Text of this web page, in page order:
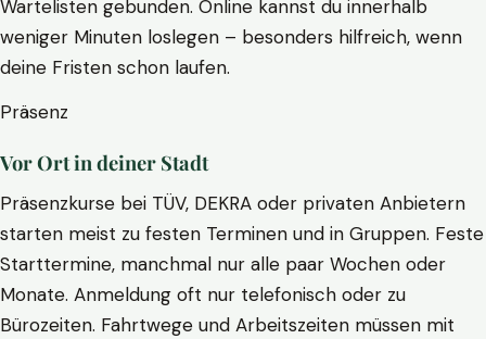
Wartelisten gebunden. Online kannst du innerhalb
weniger Minuten loslegen – besonders hilfreich, wenn
deine Fristen schon laufen.
Präsenz
Vor Ort in deiner Stadt
Präsenzkurse bei TÜV, DEKRA oder privaten Anbietern
starten meist zu festen Terminen und in Gruppen. Feste
Starttermine, manchmal nur alle paar Wochen oder
Monate. Anmeldung oft nur telefonisch oder zu
Bürozeiten. Fahrtwege und Arbeitszeiten müssen mit